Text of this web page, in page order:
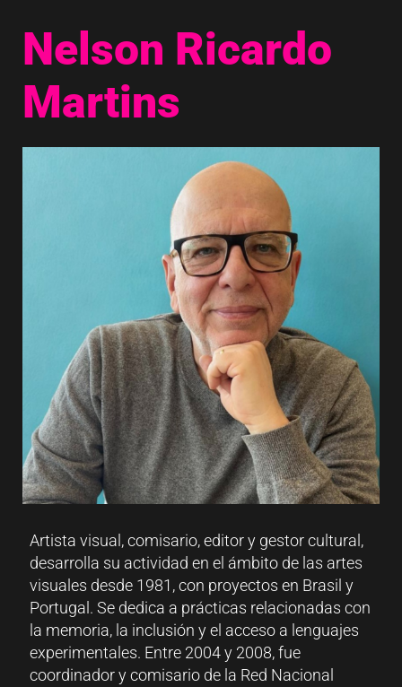
Nelson Ricardo
Martins
Artista visual, comisario, editor y gestor cultural,
desarrolla su actividad en el ámbito de las artes
visuales desde 1981, con proyectos en Brasil y
Portugal. Se dedica a prácticas relacionadas con
la memoria, la inclusión y el acceso a lenguajes
experimentales. Entre 2004 y 2008, fue
coordinador y comisario de la Red Nacional